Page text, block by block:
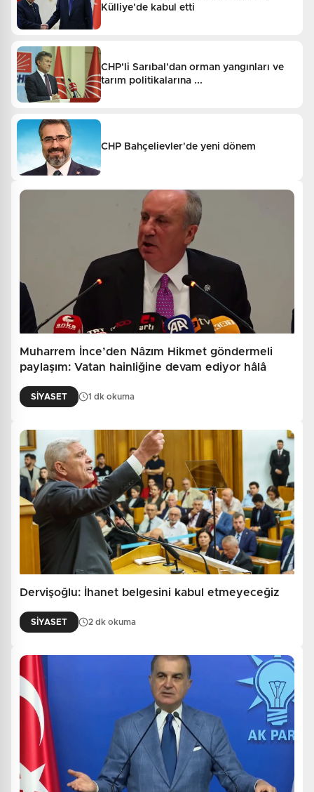
Külliye'de kabul etti
CHP'li Sarıbal'dan orman yangınları ve
tarım politikalarına ...
CHP Bahçelievler'de yeni dönem
Muharrem İnce’den Nâzım Hikmet göndermeli
paylaşım: Vatan hainliğine devam ediyor hâlâ
SİYASET 1 dk okuma
Dervişoğlu: İhanet belgesini kabul etmeyeceğiz
SİYASET 2 dk okuma